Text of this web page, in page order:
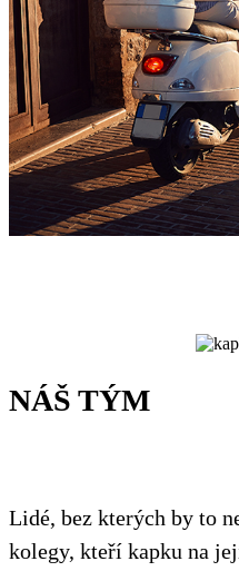
NÁŠ TÝM
Lidé, bez kterých by to
kolegy, kteří kapku na